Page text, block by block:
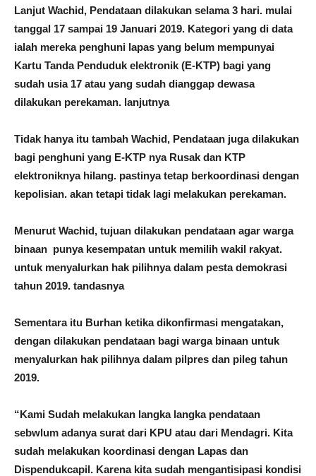
Lanjut Wachid, Pendataan dilakukan selama 3 hari. mulai
tanggal 17 sampai 19 Januari 2019. Kategori yang di data
ialah mereka penghuni lapas yang belum mempunyai
Kartu Tanda Penduduk elektronik (E-KTP) bagi yang
sudah usia 17 atau yang sudah dianggap dewasa
dilakukan perekaman. lanjutnya
Tidak hanya itu tambah Wachid, Pendataan juga dilakukan
bagi penghuni yang E-KTP nya Rusak dan KTP
elektroniknya hilang. pastinya tetap berkoordinasi dengan
kepolisian. akan tetapi tidak lagi melakukan perekaman.
Menurut Wachid, tujuan dilakukan pendataan agar warga
binaan punya kesempatan untuk memilih wakil rakyat.
untuk menyalurkan hak pilihnya dalam pesta demokrasi
tahun 2019. tandasnya
Sementara itu Burhan ketika dikonfirmasi mengatakan,
dengan dilakukan pendataan bagi warga binaan untuk
menyalurkan hak pilihnya dalam pilpres dan pileg tahun
2019.
“Kami Sudah melakukan langka langka pendataan
sebwlum adanya surat dari KPU atau dari Mendagri. Kita
sudah melakukan koordinasi dengan Lapas dan
Dispendukcapil. Karena kita sudah mengantisipasi kondisi